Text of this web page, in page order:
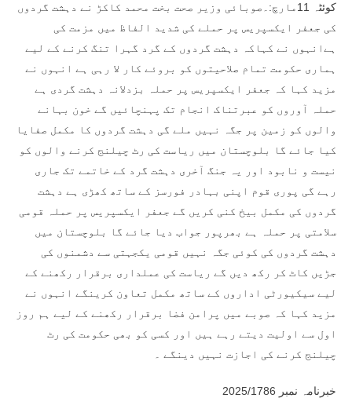
کوئٹہ 11مارچ:۔صوبائی وزیر صحت بخت محمد کاکڑ نے دہشت گردوں
کی جعفر ایکسپریس پر حملے کی شدید الفاظ میں مزمت کی
ہےانہوں نے کہاکہ دہشت گردوں کے گرد گہرا تنگ کرنے کے لیے
ہماری حکومت تمام صلاحیتوں کو بروئے کار لا رہی ہے انہوں نے
مزید کہا کہ جعفر ایکسپریس پر حملہ بزدلانہ دہشت گردی ہے
حملہ آوروں کو عبرتناک انجام تک پہنچائیں گے خون بہانے
والوں کو زمین پر جگہ نہیں ملے گی دہشت گردوں کا مکمل صفایا
کیا جائے گا بلوچستان میں ریاست کی رٹ چیلنج کرنے والوں کو
نیست و نابود اور یہ جنگ آخری دہشت گرد کے خاتمے تک جاری
رہے گی پوری قوم اپنی بہادر فورسز کے ساتھ کھڑی ہے دہشت
گردوں کی مکمل بیخ کنی کریں گے جعفر ایکسپریس پر حملہ قومی
سلامتی پر حملہ ہے بھرپور جواب دیا جائے گا بلوچستان میں
دہشت گردوں کی کوئی جگہ نہیں قومی یکجہتی سے دشمنوں کی
جڑیں کاٹ کر رکھ دیں گے ریاست کی عملداری برقرار رکھنے کے
لیے سیکیورٹی اداروں کے ساتھ مکمل تعاون کرینگے انہوں نے
مزید کہا کہ صوبے میں پرامن فضا برقرار رکھنے کے لیے ہم روز
اول سے اولیت دیتے رہے ہیں اور کسی کو بھی حکومت کی رٹ
چیلنج کرنے کی اجازت نہیں دینگے ۔
خبرنامہ نمبر 2025/1786